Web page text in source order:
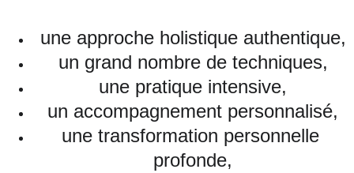
une approche holistique authentique,
un grand nombre de techniques,
une pratique intensive,
un accompagnement personnalisé,
une transformation personnelle
profonde,